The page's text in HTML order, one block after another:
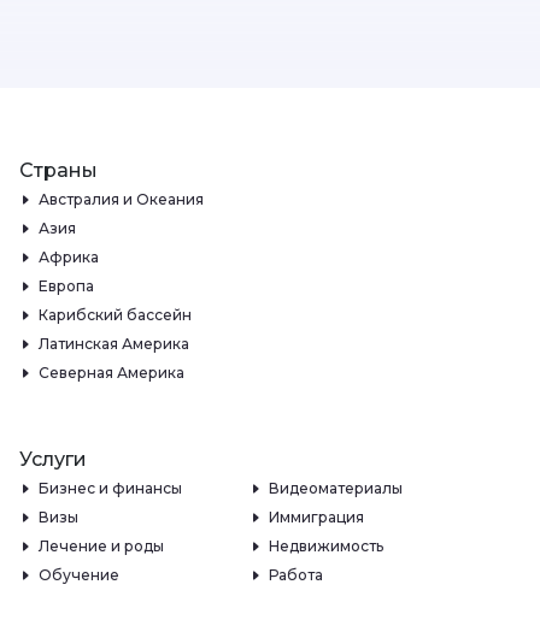
Страны
Австралия и Океания
Азия
Африка
Европа
Карибский бассейн
Латинская Америка
Северная Америка
Услуги
Бизнес и финансы
Видеоматериалы
Визы
Иммиграция
Лечение и роды
Недвижимость
Обучение
Работа